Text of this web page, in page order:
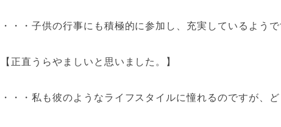
・・・子供の行事にも積極的に参加し、充実しているようで
【正直うらやましいと思いました。】
・・・私も彼のようなライフスタイルに憧れるのですが、